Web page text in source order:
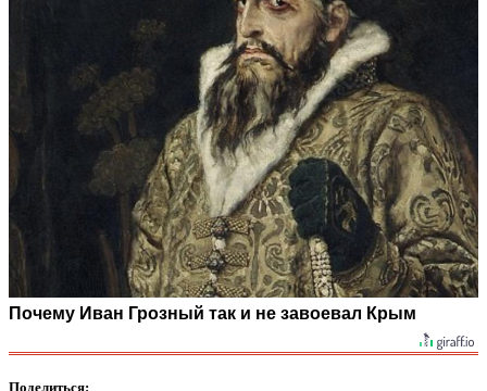
Почему Иван Грозный так и не завоевал Крым
Поделиться: